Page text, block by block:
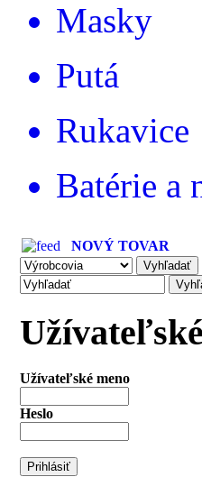
Masky
Putá
Rukavice
Batérie a
NOVÝ TOVAR
Užívateľské meno
Heslo